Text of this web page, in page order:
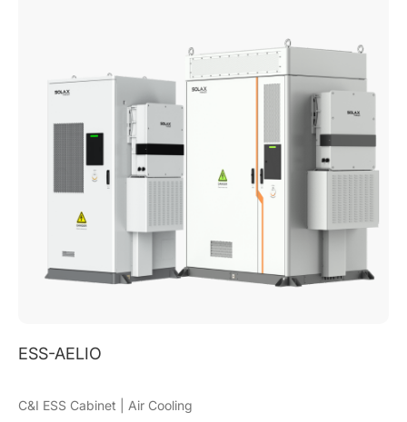
ESS-AELIO
C&I ESS Cabinet | Air Cooling